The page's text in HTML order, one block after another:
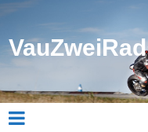
VauZweiRad